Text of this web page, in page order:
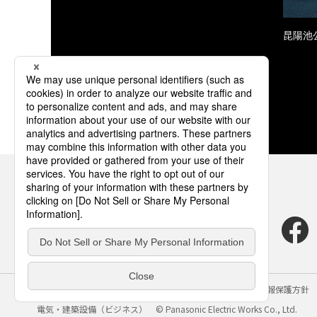
昆陽
サイトのご利用にあたって クッキーポリシー
個人情報保護方針
電気・建築設備（ビジネス）
© Panasonic Electric Works Co., Ltd.